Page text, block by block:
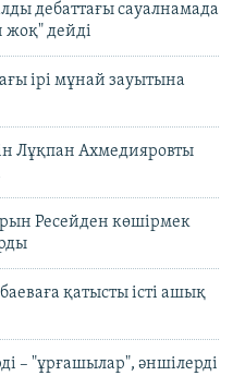
дебаттағы сауалнамада
жоқ" дейді
ірі мұнай зауытына
Лұқпан Ахмедияровты
Ресейден көшірмек
қатысты істі ашық
– "ұрғашылар", әншілерді